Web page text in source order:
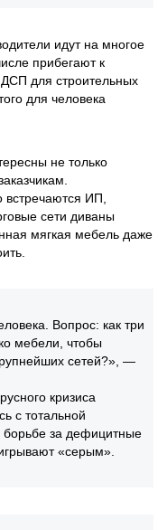
идут на многое
прибегают к
для строительных
для человека
не только
ИП,
сети диваны
мягкая мебель даже
Вопрос: как три
мебели, чтобы
сетей?», —
кризиса
с тотальной
за дефицитные
«серым».